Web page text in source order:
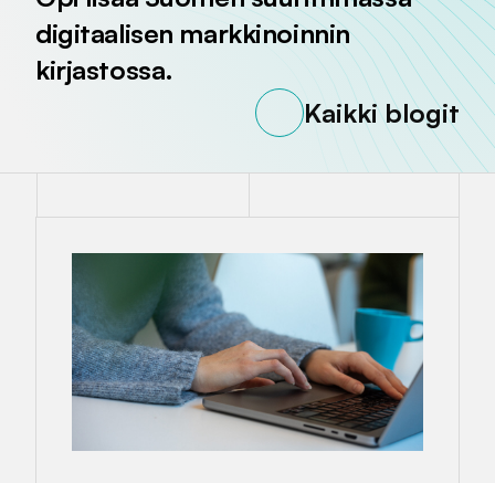
digitaalisen markkinoinnin
kirjastossa.
Kaikki blogit